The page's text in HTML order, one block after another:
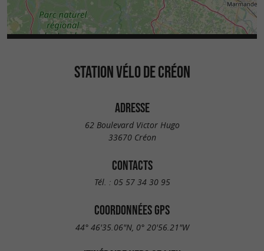
STATION VÉLO DE CRÉON
ADRESSE
62 Boulevard Victor Hugo
33670 Créon
CONTACTS
Tél. : 05 57 34 30 95
COORDONNÉES GPS
44° 46'35.06"N, 0° 20'56.21"W